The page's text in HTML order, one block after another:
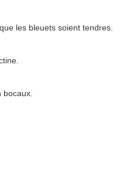
les bleuets soient tendres.